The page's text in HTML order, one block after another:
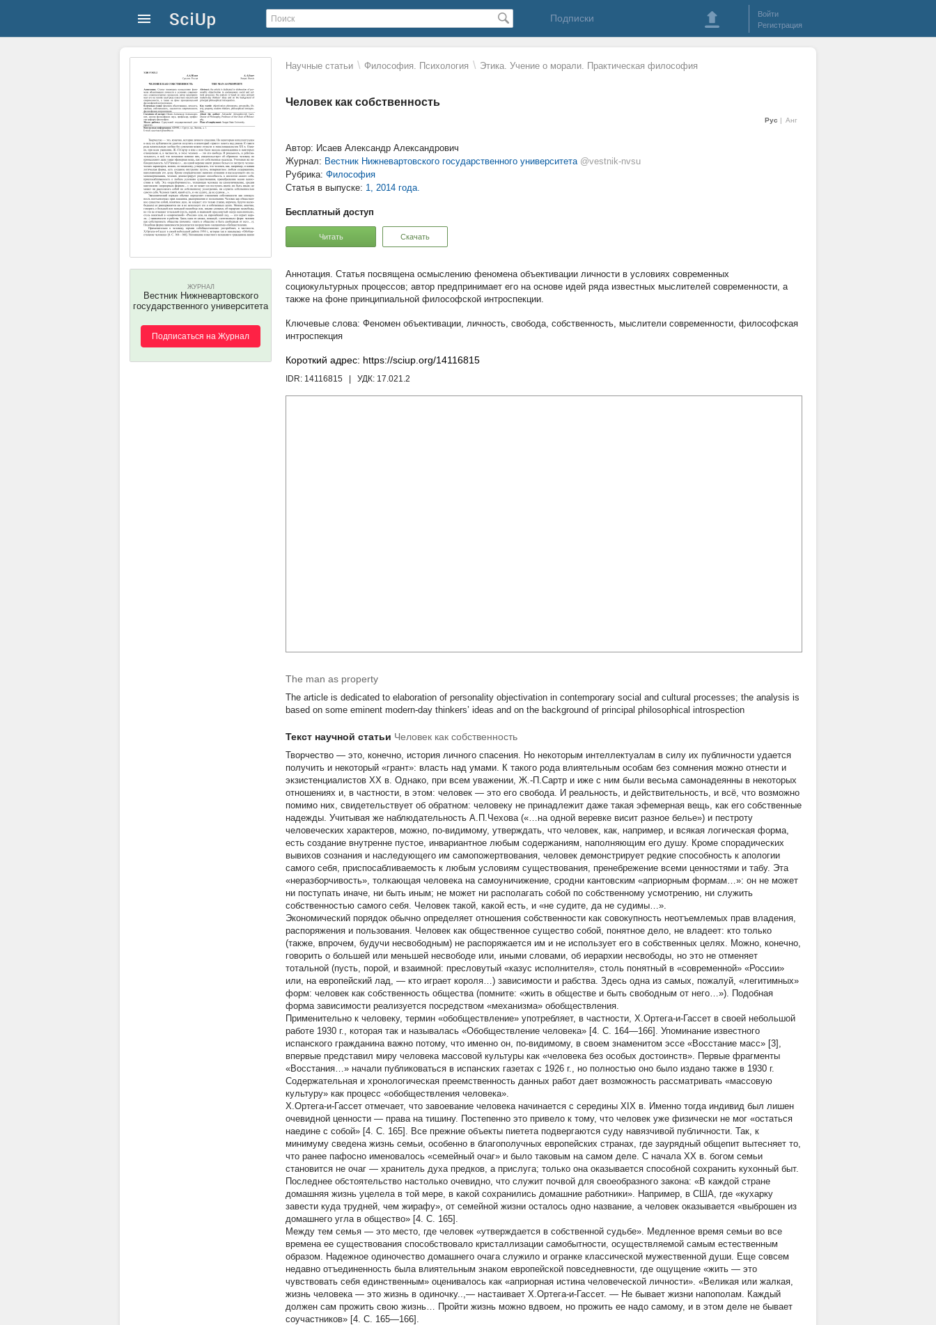
Подписки
Войти
Регистрация
Научные статьи \ Философия. Психология \ Этика. Учение о морали. Практическая философия
Человек как собственность
Рус Анг
ЖУРНАЛ
Вестник Нижневартовского
государственного университета
Подписаться на Журнал
Автор: Исаев Александр Александрович
Журнал: Вестник Нижневартовского государственного университета @vestnik-nvsu
Рубрика: Философия
Статья в выпуске: 1, 2014 года.
Бесплатный доступ
Читать Скачать
Статья посвящена осмыслению феномена объективации личности в условиях современных
социокультурных процессов; автор предпринимает его на основе идей ряда известных мыслителей современности, а
также на фоне принципиальной философской интроспекции.
Феномен объективации, личность, свобода, собственность, мыслители современности, философская
интроспекция
Короткий адрес: https://sciup.org/14116815
IDR: 14116815 | УДК: 17.021.2
The man as property
The article is dedicated to elaboration of personality objectivation in contemporary social and cultural processes; the analysis is
based on some eminent modern-day thinkers’ ideas and on the background of principal philosophical introspection
Текст научной статьи Человек как собственность
Творчество — это, конечно, история личного спасения. Но некоторым интеллектуалам в силу их публичности удается
получить и некоторый «грант»: власть над умами. К такого рода влиятельным особам без сомнения можно отнести и
экзистенциалистов XX в. Однако, при всем уважении, Ж.-П.Сартр и иже с ним были весьма самонадеянны в некоторых
отношениях и, в частности, в этом: человек — это его свобода. И реальность, и действительность, и всё, что возможно
помимо них, свидетельствует об обратном: человеку не принадлежит даже такая эфемерная вещь, как его собственные
надежды. Учитывая же наблюдательность А.П.Чехова («…на одной веревке висит разное белье») и пестроту
человеческих характеров, можно, по-видимому, утверждать, что человек, как, например, и всякая логическая форма,
есть создание внутренне пустое, инвариантное любым содержаниям, наполняющим его душу. Кроме спорадических
вывихов сознания и наследующего им самопожертвования, человек демонстрирует редкие способность к апологии
самого себя, приспосабливаемость к любым условиям существования, пренебрежение всеми ценностями и табу. Эта
«неразборчивость», толкающая человека на самоуничижение, сродни кантовским «априорным формам…»: он не может
ни поступать иначе, ни быть иным; не может ни располагать собой по собственному усмотрению, ни служить
собственностью самого себя. Человек такой, какой есть, и «не судите, да не судимы…».
Экономический порядок обычно определяет отношения собственности как совокупность неотъемлемых прав владения,
распоряжения и пользования. Человек как общественное существо собой, понятное дело, не владеет: кто только
(также, впрочем, будучи несвободным) не распоряжается им и не использует его в собственных целях. Можно, конечно,
говорить о большей или меньшей несвободе или, иными словами, об иерархии несвободы, но это не отменяет
тотальной (пусть, порой, и взаимной: пресловутый «казус исполнителя», столь понятный в «современной» «России»
или, на европейский лад, — кто играет короля…) зависимости и рабства. Здесь одна из самых, пожалуй, «легитимных»
форм: человек как собственность общества (помните: «жить в обществе и быть свободным от него…»). Подобная
форма зависимости реализуется посредством «механизма» обобществления.
Применительно к человеку, термин «обобществление» употребляет, в частности, Х.Ортега-и-Гассет в своей небольшой
работе 1930 г., которая так и называлась «Обобществление человека» [4. С. 164—166]. Упоминание известного
испанского гражданина важно потому, что именно он, по-видимому, в своем знаменитом эссе «Восстание масс» [3],
впервые представил миру человека массовой культуры как «человека без особых достоинств». Первые фрагменты
«Восстания…» начали публиковаться в испанских газетах с 1926 г., но полностью оно было издано также в 1930 г.
Содержательная и хронологическая преемственность данных работ дает возможность рассматривать «массовую
культуру» как процесс «обобществления человека».
Х.Ортега-и-Гассет отмечает, что завоевание человека начинается с середины XIX в. Именно тогда индивид был лишен
очевидной ценности — права на тишину. Постепенно это привело к тому, что человек уже физически не мог «остаться
наедине с собой» [4. С. 165]. Все прежние объекты пиетета подвергаются суду навязчивой публичности. Так, к
минимуму сведена жизнь семьи, особенно в благополучных европейских странах, где заурядный общепит вытесняет то,
что ранее пафосно именовалось «семейный очаг» и было таковым на самом деле. С начала XX в. богом семьи
становится не очаг — хранитель духа предков, а прислуга; только она оказывается способной сохранить кухонный быт.
Последнее обстоятельство настолько очевидно, что служит почвой для своеобразного закона: «В каждой стране
домашняя жизнь уцелела в той мере, в какой сохранились домашние работники». Например, в США, где «кухарку
завести куда трудней, чем жирафу», от семейной жизни осталось одно название, а человек оказывается «выброшен из
домашнего угла в общество» [4. C. 165].
Между тем семья — это место, где человек «утверждается в собственной судьбе». Медленное время семьи во все
времена ее существования способствовало кристаллизации самобытности, осуществляемой самым естественным
образом. Надежное одиночество домашнего очага служило и огранке классической мужественной души. Еще совсем
недавно отъединенность была влиятельным знаком европейской повседневности, где ощущение «жить — это
чувствовать себя единственным» оценивалось как «априорная истина человеческой личности». «Великая или жалкая,
жизнь человека — это жизнь в одиночку..,— настаивает Х.Ортега-и-Гассет. — Не бывает жизни напополам. Каждый
должен сам прожить свою жизнь… Пройти жизнь можно вдвоем, но прожить ее надо самому, и в этом деле не бывает
соучастников» [4. C. 165—166].